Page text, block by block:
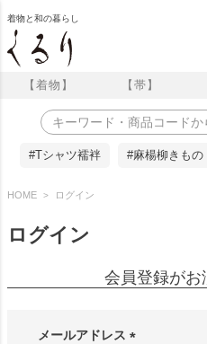
着物と和の暮らし
【着物】 【帯】
#Tシャツ襦袢 #麻楊柳きもの
HOME ログイン
ログイン
会員登録がお
メールアドレス